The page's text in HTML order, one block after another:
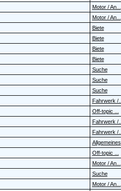
Motor / An...
Motor / An...
Biete
Biete
Biete
Biete
Suche
Suche
Suche
Fahrwerk /...
Off-topic ...
Fahrwerk /...
Fahrwerk /...
Allgemeines
Off-topic ...
Motor / An...
Suche
Motor / An...